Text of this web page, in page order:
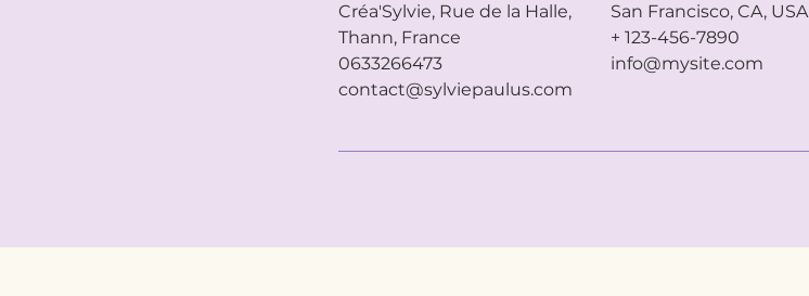
Créa'Sylvie, Rue de la Halle,
Thann, France
0633266473
contact@sylviepaulus.com
San Francisco, CA, USA
+ 123-456-7890
info@mysite.com